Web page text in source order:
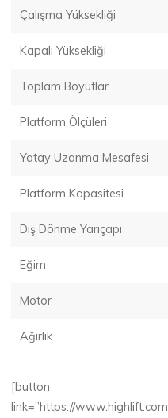
Çalışma Yüksekliği
Kapalı Yüksekliği
Toplam Boyutlar
Platform Ölçüleri
Yatay Uzanma Mesafesi
Platform Kapasitesi
Dış Dönme Yarıçapı
Eğim
Motor
Ağırlık
[button
link=”https://